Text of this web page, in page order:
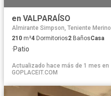
en VALPARAÍSO
Almirante Simpson, Teniente Merino
210 m²4 Dormitorios2 BañosCasa
·Patio
Actualizado hace más de 1 mes en
GOPLACEIT.COM